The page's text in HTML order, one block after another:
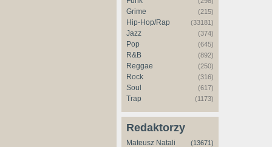
Grime (215)
Hip-Hop/Rap (33181)
Jazz (374)
Pop (645)
R&B (892)
Reggae (250)
Rock (316)
Soul (617)
Trap (1173)
Redaktorzy
Mateusz Natali (13671)